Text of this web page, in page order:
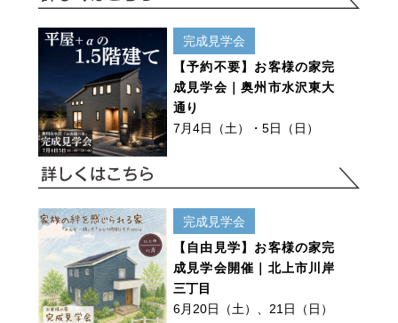
完成見学会
【予約不要】お客様の家完
成見学会｜奥州市水沢東大
通り
7月4日（土）・5日（日）
完成見学会
【自由見学】お客様の家完
成見学会開催｜北上市川岸
三丁目
6月20日（土）、21日（日）